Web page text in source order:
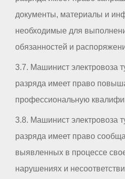
документы, материалы и
необходимые для
обязанностей и
3.7. Машинист электровоза
разряда имеет право
профессиональную
3.8. Машинист электровоза
разряда имеет право
выявленных в процессе
нарушениях и